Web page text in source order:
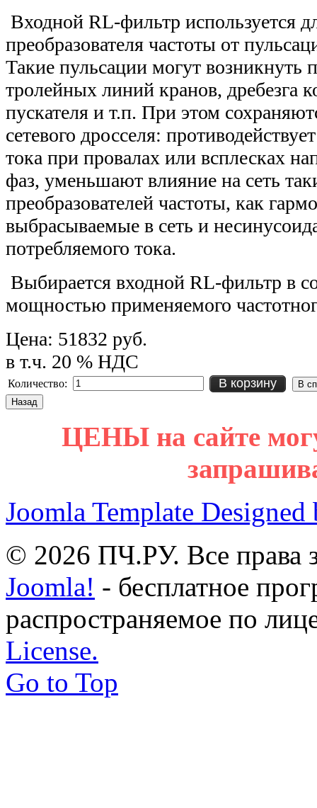
Входной RL-фильтр используется
преобразователя частоты от
Такие пульсации могут возникнуть
тролейных линий кранов, дребезга
пускателя и т.п. При этом
сетевого дросселя:
тока при провалах или всплесках
фаз, уменьшают влияние на сеть
преобразователей частоты, как
выбрасываемые в сеть и
потребляемого тока.
Выбирается входной RL-фильтр в
мощностью применяемого
Цена: 51832 руб.
в т.ч. 20 % НДС
Количество: В корзину
ЦЕНЫ на сайте
Joomla Template Designed
© 2026 ПЧ.РУ. Все права
Joomla! - бесплатное
распространяемое по
License.
Go to Top